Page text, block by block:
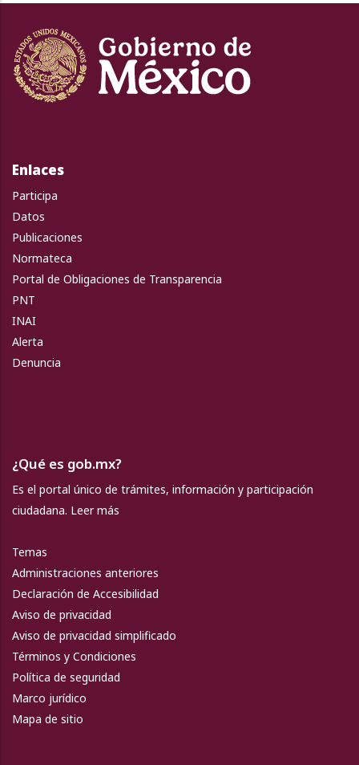
Enlaces
Participa
Datos
Publicaciones
Normateca
Portal de Obligaciones de Transparencia
PNT
INAI
Alerta
Denuncia
¿Qué es gob.mx?
Es el portal único de trámites, información y participación
ciudadana. Leer más
Temas
Administraciones anteriores
Declaración de Accesibilidad
Aviso de privacidad
Aviso de privacidad simplificado
Términos y Condiciones
Política de seguridad
Marco jurídico
Mapa de sitio